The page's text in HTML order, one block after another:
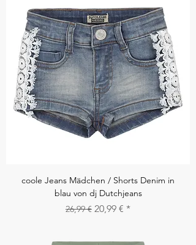
coole Jeans Mädchen / Shorts Denim in
blau von dj Dutchjeans
Standardpreis
26,99 € Sale-Preis
20,99 €